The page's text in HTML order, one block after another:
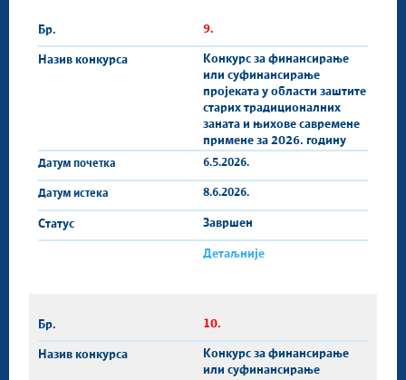
9.
Конкурс за финансирање
или суфинансирање
проjеката у области заштите
старих традиционалних
заната и њихове савремене
примене за 2026. годину
6.5.2026.
8.6.2026.
Завршен
Детаљније
10.
Конкурс за финансирање
или суфинансирање